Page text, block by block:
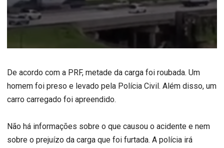
De acordo com a PRF, metade da carga foi roubada. Um
homem foi preso e levado pela Polícia Civil. Além disso, um
carro carregado foi apreendido.
Não há informações sobre o que causou o acidente e nem
sobre o prejuízo da carga que foi furtada. A polícia irá